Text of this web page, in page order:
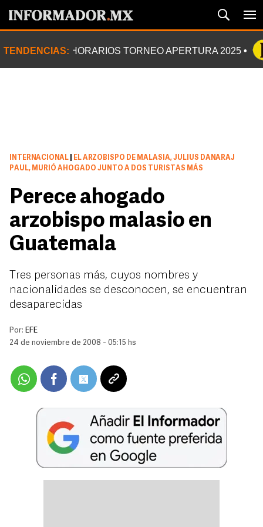
TENDENCIAS: HORARIOS TORNEO APERTURA 2025
INTERNACIONAL
EL ARZOBISPO DE MALASIA, JULIUS DANARAJ
PAUL, MURIÓ AHOGADO JUNTO A DOS TURISTAS MÁS
Perece ahogado
arzobispo malasio en
Guatemala
Tres personas más, cuyos nombres y
nacionalidades se desconocen, se encuentran
desaparecidas
Por: EFE
24 de noviembre de 2008 - 05:15 hs